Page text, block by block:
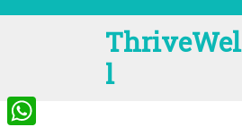
ThriveWel
l